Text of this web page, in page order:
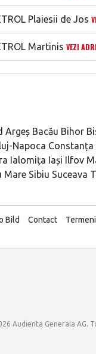
Plaiesii de Jos
Martinis VEZI
Argeș Bacău Bihor
Napoca Constanța
Ialomița Iași Ilfov
Mare Sibiu Suceava
Bild Contact
Audienta Generala AG.